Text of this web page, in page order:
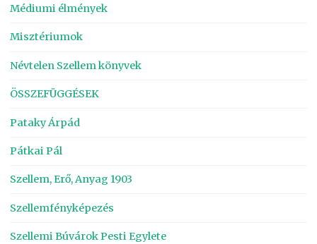
Médiumi élmények
Misztériumok
Névtelen Szellem könyvek
ÖSSZEFÜGGÉSEK
Pataky Árpád
Pátkai Pál
Szellem, Erő, Anyag 1903
Szellemfényképezés
Szellemi Búvárok Pesti Egylete